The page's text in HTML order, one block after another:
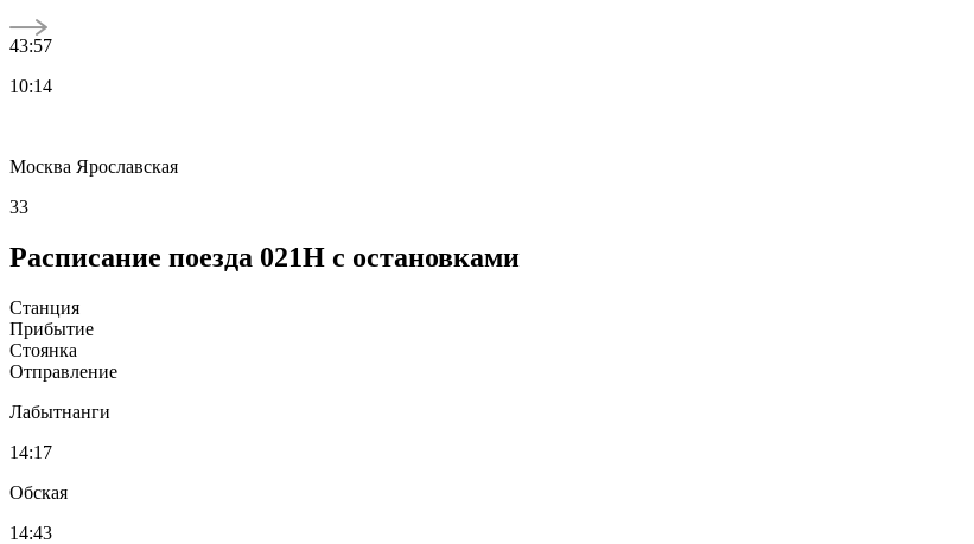
43:57
10:14
Москва Ярославская
33
Расписание поезда 021Н с остановками
Станция
Прибытие
Стоянка
Отправление
Лабытнанги
14:17
Обская
14:43